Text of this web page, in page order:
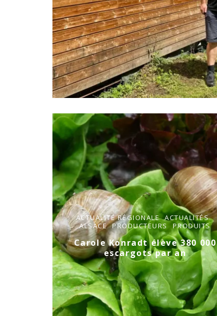
ACTUALITÉ RÉGIONALE ACTUALITÉS
ALSACE PRODUCTEURS PRODUITS
Carole Konradt élève 380 000
escargots par an